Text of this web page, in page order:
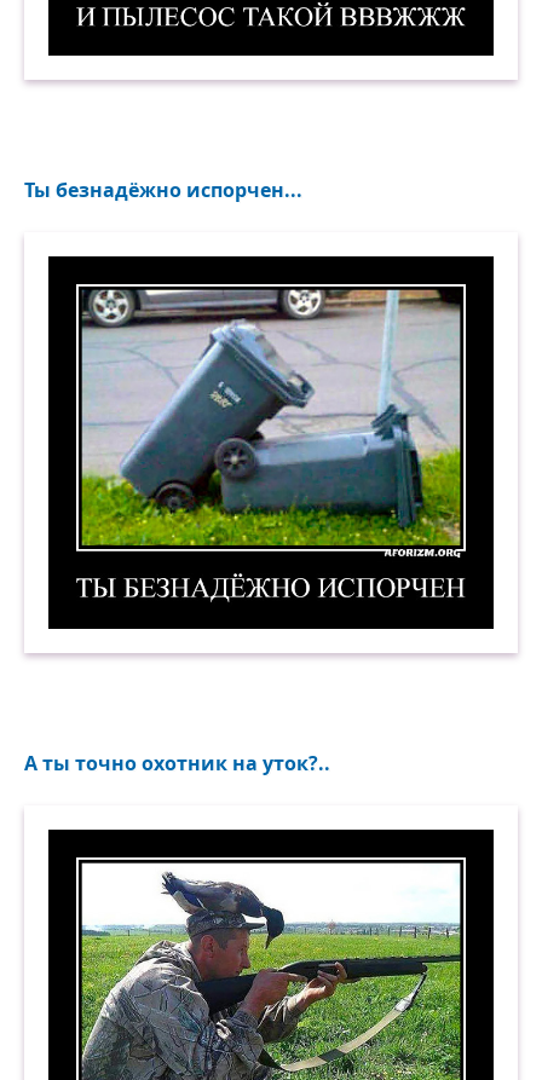
Ты безнадёжно испорчен...
А ты точно охотник на уток?..